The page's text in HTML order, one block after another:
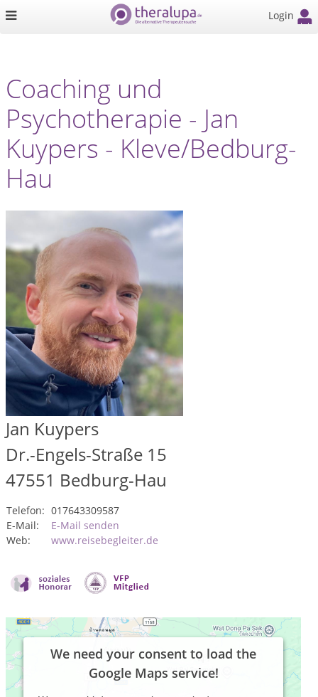
Login
Coaching und
Psychotherapie - Jan
Kuypers - Kleve/Bedburg-
Hau
Jan Kuypers
Dr.-Engels-Straße 15
47551 Bedburg-Hau
Telefon: 017643309587
E-Mail:
E-Mail senden
Web:
www.reisebegleiter.de
We need your consent to load the
Google Maps service!